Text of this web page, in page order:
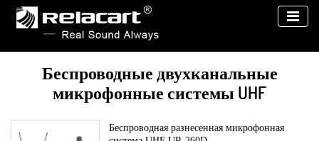
Беспроводные двухканальные
микрофонные системы UHF
Беспроводная разнесенная микрофонная